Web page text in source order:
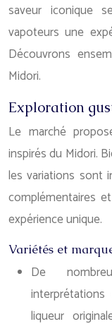
saveur iconique
vapoteurs une
Découvrons
Midori.
Exploration
Le marché
inspirés du Midori.
les variations sont
complémentaires
expérience unique.
Variétés et
De
liqueur